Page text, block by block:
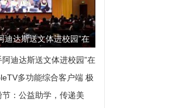
迪达斯送文体进校园”在
迪达斯送文体进校园”在
多功能综合客户端 极
：公益助学，传递美